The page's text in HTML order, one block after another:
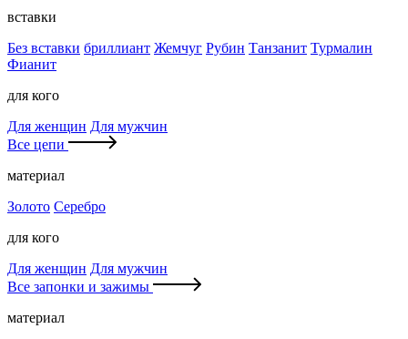
вставки
Без вставки бриллиант Жемчуг Рубин Танзанит Турмалин
Фианит
для кого
Для женщин Для мужчин
Все цепи
материал
Золото Серебро
для кого
Для женщин Для мужчин
Все запонки и зажимы
материал